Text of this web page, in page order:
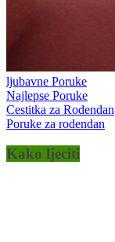
ljubavne Poruke
Najlepse Poruke
Cestitka za Rodendan
Poruke za rodendan
Kako ljeciti